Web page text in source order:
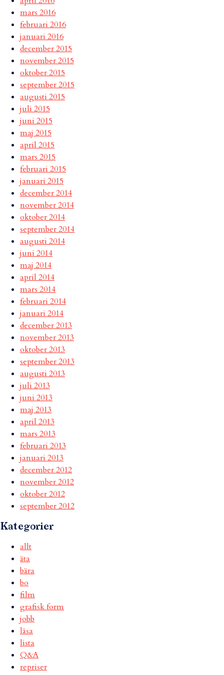
mars 2016
februari 2016
januari 2016
december 2015
november 2015
oktober 2015
september 2015
augusti 2015
juli 2015
juni 2015
maj 2015
april 2015
mars 2015
februari 2015
januari 2015
december 2014
november 2014
oktober 2014
september 2014
augusti 2014
juni 2014
maj 2014
april 2014
mars 2014
februari 2014
januari 2014
december 2013
november 2013
oktober 2013
september 2013
augusti 2013
juli 2013
juni 2013
maj 2013
april 2013
mars 2013
februari 2013
januari 2013
december 2012
november 2012
oktober 2012
september 2012
Kategorier
allt
äta
bära
bo
film
grafisk form
jobb
läsa
lista
Q&A
repriser